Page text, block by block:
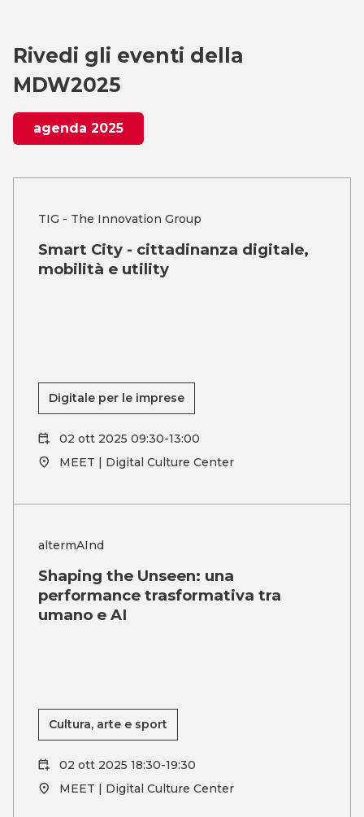
Rivedi gli eventi della
MDW2025
agenda 2025
TIG - The Innovation Group
Smart City - cittadinanza digitale,
mobilità e utility
Digitale per le imprese
02 ott 2025 09:30-13:00
MEET | Digital Culture Center
altermAInd
Shaping the Unseen: una
performance trasformativa tra
umano e AI
Cultura, arte e sport
02 ott 2025 18:30-19:30
MEET | Digital Culture Center